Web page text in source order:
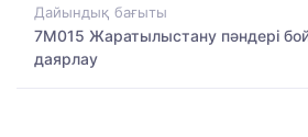
Дайындық бағыты
7M015 Жаратылыстану пәндері
даярлау